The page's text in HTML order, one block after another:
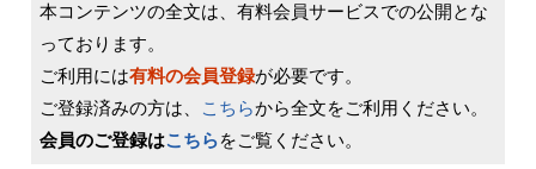
本コンテンツの全文は、有料会員サービスでの公開とな
っております。
ご利用には有料の会員登録が必要です。
ご登録済みの方は、
こちらから全文をご利用ください。
会員のご登録はこちらをご覧ください。